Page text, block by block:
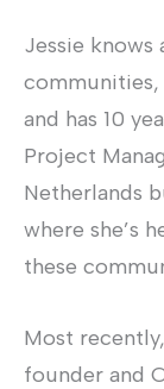
Jessie
communities,
and has 10
Project
Netherlands
where she’s
these
Most
founder and